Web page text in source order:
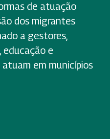
de atuação
dos migrantes
a gestores,
educação e
em municípios